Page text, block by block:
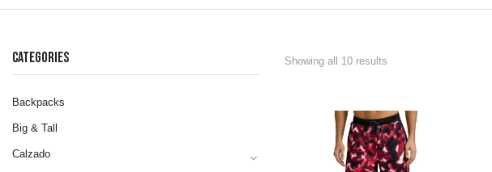
CATEGORIES
Backpacks
Big & Tall
Calzado
Showing all 10 results